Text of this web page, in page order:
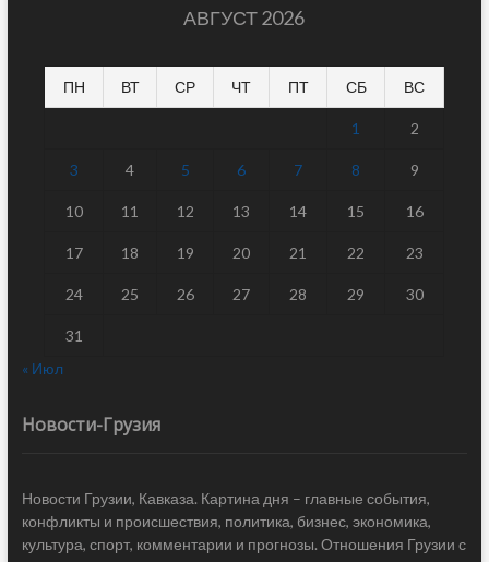
АВГУСТ 2026
ПН ВТ СР ЧТ ПТ СБ ВС
1 2
3 4 5 6 7 8 9
10 11 12 13 14 15 16
17 18 19 20 21 22 23
24 25 26 27 28 29 30
31
« Июл
Новости-Грузия
Новости Грузии, Кавказа. Картина дня – главные события,
конфликты и происшествия, политика, бизнес, экономика,
культура, спорт, комментарии и прогнозы. Отношения Грузии с